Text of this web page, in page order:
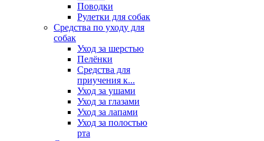
Поводки
Рулетки для собак
Средства по уходу для
собак
Уход за шерстью
Пелёнки
Средства для
приучения к...
Уход за ушами
Уход за глазами
Уход за лапами
Уход за полостью
рта